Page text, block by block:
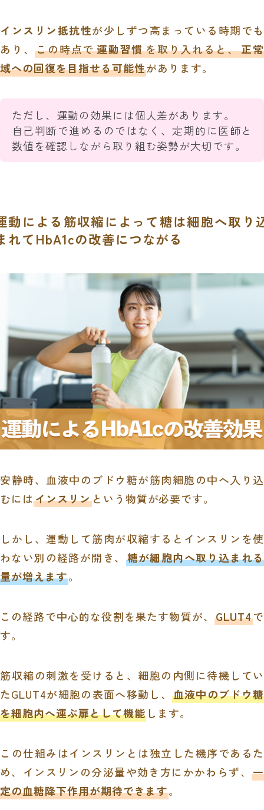
インスリン抵抗性が少しずつ高まっている時期でも
あり、この時点で運動習慣を取り入れると、正常
域への回復を目指せる可能性があります。
ただし、運動の効果には個人差があります。
自己判断で進めるのではなく、定期的に医師と
数値を確認しながら取り組む姿勢が大切です。
動による筋収縮によって糖は細胞へ取り
れてHbA1cの改善につながる
安静時、血液中のブドウ糖が筋肉細胞の中へ入り込
むにはインスリンという物質が必要です。
しかし、運動して筋肉が収縮するとインスリンを使
わない別の経路が開き、 糖が細胞内へ取り込まれる
量が増えます。
この経路で中心的な役割を果たす物質が、GLUT4で
す。
筋収縮の刺激を受けると、細胞の内側に待機してい
たGLUT4が細胞の表面へ移動し、 血液中のブドウ糖
を細胞内へ運ぶ扉として機能 します。
この仕組みはインスリンとは独立した機序であるた
め、インスリンの分泌量や効き方にかかわらず、一
定の血糖降下作用が期待できます。